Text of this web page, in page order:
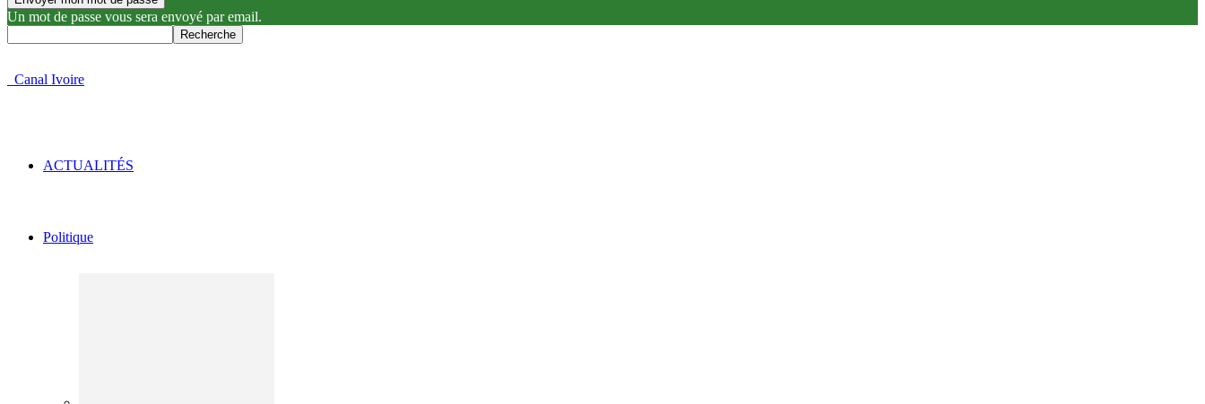
Un mot de passe vous sera envoyé par email.
Canal Ivoire
ACTUALITÉS
Politique